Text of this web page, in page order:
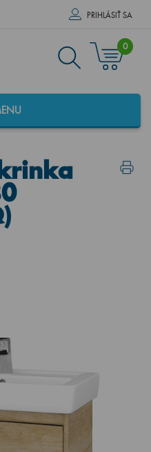
PRIHLÁSIŤ SA
0